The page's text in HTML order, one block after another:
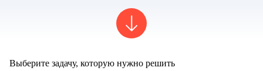
Выберите задачу, которую нужно решить